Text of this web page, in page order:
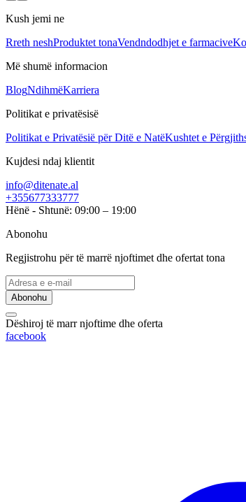
Kush jemi ne
Rreth neshProduktet tonaVendndodhjet e farmacive
Më shumë informacion
BlogNdihmëKarriera
Politikat e privatësisë
Politikat e Privatësië për Ditë e NatëKushtet e
Kujdesi ndaj klientit
info@ditenate.al
+355677333777
Hënë - Shtunë: 09:00 – 19:00
Abonohu
Regjistrohu për të marrë njoftimet dhe ofertat tona
Abonohu
Dëshiroj të marr njoftime dhe oferta
facebook